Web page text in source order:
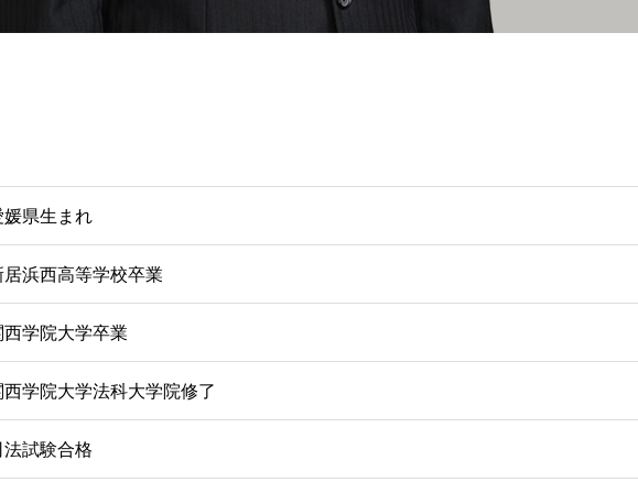
媛県生まれ
居浜西高等学校卒業
西学院大学卒業
西学院大学法科大学院修了
法試験合格